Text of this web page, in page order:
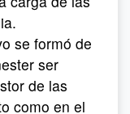
se formó de
ser
de las
como en el